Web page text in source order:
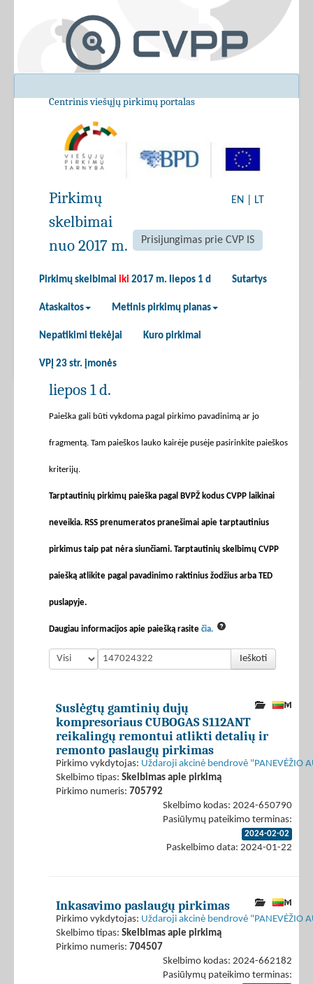
Centrinis viešųjų pirkimų portalas
EN LT
Prisijungimas prie CVP IS
Pirkimų skelbimai iki 2017 m. liepos 1 d Sutartys
Ataskaitos Metinis pirkimų planas
Nepatikimi tiekėjai Kuro pirkimai
VPĮ 23 str. įmonės
Pirkimų
skelbimai
nuo 2017 m.
liepos 1 d.
Paieška gali būti vykdoma pagal pirkimo pavadinimą ar jo
fragmentą. Tam paieškos lauko kairėje pusėje pasirinkite paieškos
kriterijų.
Tarptautinių pirkimų paieška pagal BVPŽ kodus CVPP laikinai
neveikia. RSS prenumeratos pranešimai apie tarptautinius
pirkimus taip pat nėra siunčiami. Tarptautinių skelbimų CVPP
paiešką atlikite pagal pavadinimo raktinius žodžius arba TED
puslapyje.
Daugiau informacijos apie paiešką rasite čia.
Ieškoti
Suslėgtų gamtinių dujų
kompresoriaus CUBOGAS S112ANT
reikalingų remontui atlikti detalių ir
remonto paslaugų pirkimas
Pirkimo vykdytojas: Uždaroji akcinė bendrovė "PANEVĖŽIO
Skelbimo tipas: Skelbimas apie pirkimą
Pirkimo numeris: 705792
Skelbimo kodas: 2024-650790
Pasiūlymų pateikimo terminas:
2024-02-02
Paskelbimo data: 2024-01-22
Inkasavimo paslaugų pirkimas
Pirkimo vykdytojas: Uždaroji akcinė bendrovė "PANEVĖŽIO
Skelbimo tipas: Skelbimas apie pirkimą
Pirkimo numeris: 704507
Skelbimo kodas: 2024-662182
Pasiūlymų pateikimo terminas: